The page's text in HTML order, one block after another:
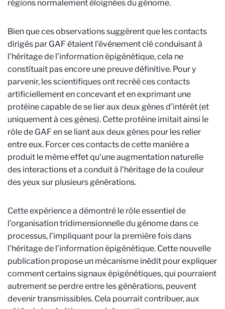
régions normalement éloignées du génome.
Bien que ces observations suggèrent que les contacts
dirigés par GAF étaient l’événement clé conduisant à
l’héritage de l’information épigénétique, cela ne
constituait pas encore une preuve définitive. Pour y
parvenir, les scientifiques ont recréé ces contacts
artificiellement en concevant et en exprimant une
protéine capable de se lier aux deux gènes d’intérêt (et
uniquement à ces gènes). Cette protéine imitait ainsi le
rôle de GAF en se liant aux deux gènes pour les relier
entre eux. Forcer ces contacts de cette manière a
produit le même effet qu’une augmentation naturelle
des interactions et a conduit à l’héritage de la couleur
des yeux sur plusieurs générations.
Cette expérience a démontré le rôle essentiel de
l’organisation tridimensionnelle du génome dans ce
processus, l’impliquant pour la première fois dans
l’héritage de l’information épigénétique. Cette nouvelle
publication propose un mécanisme inédit pour expliquer
comment certains signaux épigénétiques, qui pourraient
autrement se perdre entre les générations, peuvent
devenir transmissibles. Cela pourrait contribuer, aux